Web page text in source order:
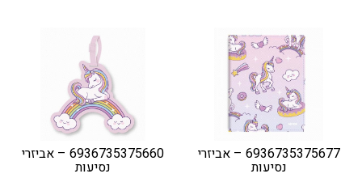
6936735375677 – אביזרי
נסיעות
6936735375660 – אביזרי
נסיעות